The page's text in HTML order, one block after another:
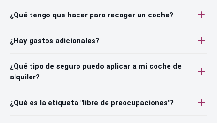
¿Qué tengo que hacer para recoger un coche?
¿Hay gastos adicionales?
¿Qué tipo de seguro puedo aplicar a mi coche de
alquiler?
¿Qué es la etiqueta "libre de preocupaciones"?